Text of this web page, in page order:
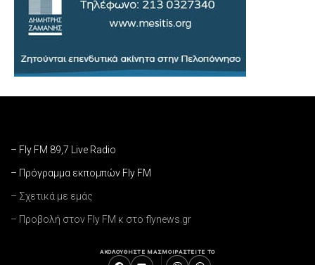
– Fly FM 89,7 Live Radio
– Πρόγραμμα εκπομπών Fly FM
– Σχετικά με εμάς
– Προβολή στον Fly FM κ στο flynews.gr
ΑΚΟΛΟΥΘΗΣΤΕ ΜΑΣΜΟΙΡΑΣΤΕΙΤΕ ΤΟ